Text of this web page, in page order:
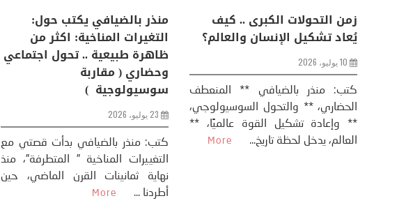
زمن التحولات الكبرى .. كيف
يُعاد تشكيل الإنسان والعالم؟
10 يوليو، 2026
كتب: منذر بالضيافي ** المنعطف
** وإعادة تشكيل القوة عالميًا، **
العالم، يدخل لحظة تاريخ...
More
تحليل اخباري/ أمريكا وايران:
عودة الحرب .. و “هرمز” مربط
الفرس
8 يوليو، 2026
تحليل – منذر بالضيافي عاد الرئيس
الأمريكي دونالد ترامب إلى قصف
ايران، وذلك ردا على ما اعتبره الرئيس